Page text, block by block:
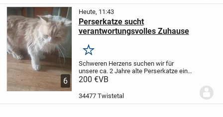
6
Heute, 11:43
Perserkatze sucht
verantwortungsvolles Zuhause
Merken
Schweren Herzens suchen wir für
unsere ca. 2 Jahre alte Perserkatze ein
neues,liebevolles und dauerhaftes
Rasse ist Perserkatze.
200 €VB
34477 Twistetal